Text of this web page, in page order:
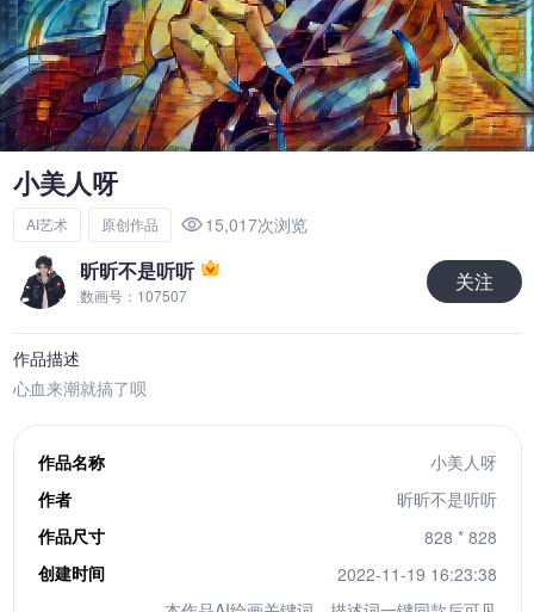
小美人呀
AI艺术 原创作品 15,017次浏览
昕昕不是听听
数画号：107507 关注
作品描述
心血来潮就搞了呗
作品名称
小美人呀
作者
昕昕不是听听
作品尺寸
828 * 828
创建时间
2022-11-19 16:23:38